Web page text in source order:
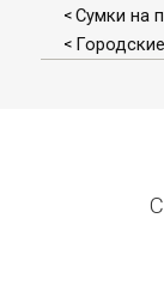
< Сумки на
<